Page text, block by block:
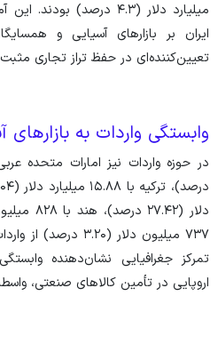
میلیارد دلار (۴.۳ درصد)
ایران بر بازار‌های آسیایی و
تعیین‌کننده‌ای در حفظ تراز تجاری
وابستگی واردات به بازار‌های
۷۳۷ میلیون دلار
تمرکز جغرافیایی نشان‌دهنده
اروپایی در تأمین کالا‌های صنعتی،